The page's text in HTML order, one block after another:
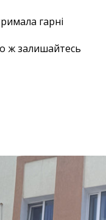
гарні
ж залишайтесь